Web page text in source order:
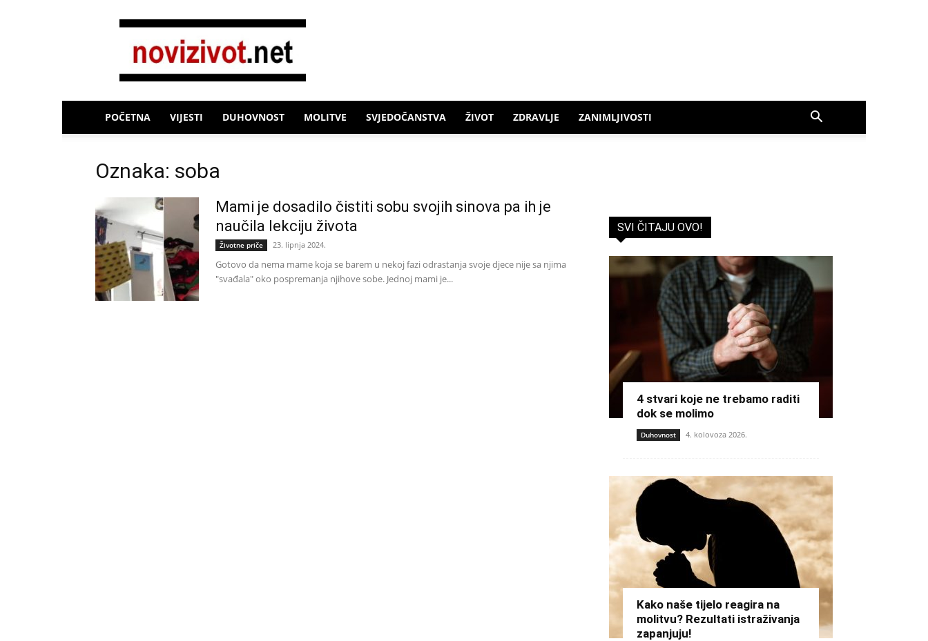
Novi
POČETNA VIJESTI DUHOVNOST MOLITVE SVJEDOČANSTVA ŽIVOT ZDRAVLJE ZANIMLJIVOSTI
Oznaka: soba
Mami je dosadilo čistiti sobu svojih sinova pa ih je
naučila lekciju života
Životne priče 23. lipnja 2024.
Gotovo da nema mame koja se barem u nekoj fazi odrastanja svoje djece nije sa njima
"svađala" oko pospremanja njihove sobe. Jednoj mami je...
SVI ČITAJU OVO!
4 stvari koje ne trebamo raditi
dok se molimo
Duhovnost 4. kolovoza 2026.
Kako naše tijelo reagira na
molitvu? Rezultati istraživanja
zapanjuju!